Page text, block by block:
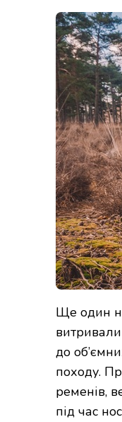
Ще один
до
походу.
ременів,
під час